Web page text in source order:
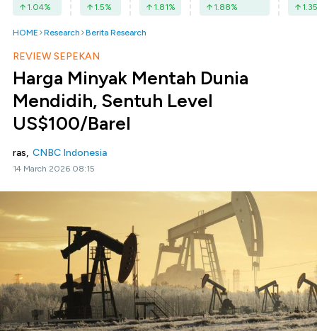
1.04% 1.5% 1.81% 1.88% 1.35
HOME Research Berita Research
REVIEW SEPEKAN
Harga Minyak Mentah Dunia
Mendidih, Sentuh Level
US$100/Barel
ras, CNBC Indonesia
14 March 2026 08:15